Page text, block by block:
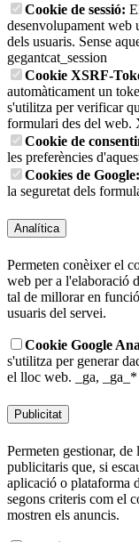
Cookie de sessió:
desenvolupament web
dels usuaris. Sense
gegantcat_session
Cookie XSRF-
automàticament un
s'utilitza per verificar
formulari des del web.
Cookie de
les preferències
Cookies de Google:
la seguretat dels
Analítica
Permeten conèixer el
web per a l'elaboració
tal de millorar en
usuaris del servei.
Cookie Google
s'utilitza per generar
el lloc web.
_ga, _ga_*
Publicitat
Permeten gestionar, de
publicitaris que, si
aplicació o plataforma
segons criteris com el
mostren els anuncis.